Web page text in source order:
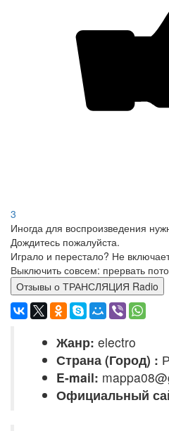
3
Иногда для воспроизведения
Дождитесь пожалуйста.
Играло и перестало? Не
Выключить совсем: прервать
Отзывы о ТРАНСЛЯЦИЯ Radio
Жанр: electro
Страна (Город) :
E-mail:
Официальный